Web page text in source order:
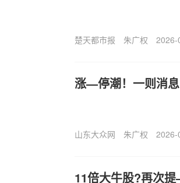
楚天都市报 朱广权 2026-
涨—停潮！一则消息
山东大众网 朱广权 2026-
11倍大牛股?再次